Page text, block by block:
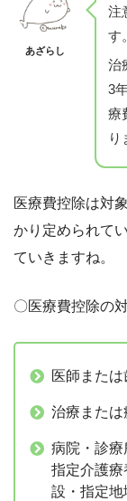
あざらし
注
す。
治
3
療
り
医療費控除は対
かり定められて
ていきますね。
〇医療費控除の
医師また
治療または
病院・診療
指定介護
設・指定